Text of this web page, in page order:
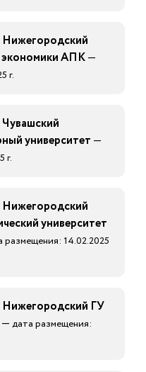
экономики АПК—
г.
университет —
г.
университет
размещения: 14.02.2025
Нижегородский ГУ
— дата размещения: